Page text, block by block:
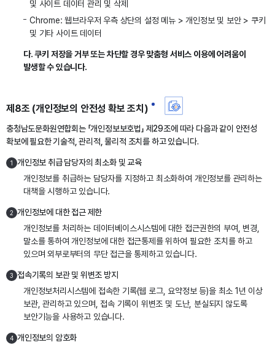
및 사이트 데이터 관리 및 삭제
Chrome: 웹브라우저 우측 상단의 설정 메뉴 > 개인정보 및 보안 > 쿠키
및 기타 사이트 데이터
다. 쿠키 저장을 거부 또는 차단할 경우 맞춤형 서비스 이용에 어려움이
발생할 수 있습니다.
제8조 (개인정보의 안전성 확보 조치)
충청남도문화원연합회는 「개인정보보호법」 제29조에 따라 다음과 같이 안전성
확보에 필요한 기술적, 관리적, 물리적 조치를 하고 있습니다.
1
개인정보 취급 담당자의 최소화 및 교육
개인정보를 취급하는 담당자를 지정하고 최소화하여 개인정보를 관리하는
대책을 시행하고 있습니다.
2 개인정보에 대한 접근 제한
개인정보를 처리하는 데이터베이스시스템에 대한 접근권한의 부여, 변경,
말소를 통하여 개인정보에 대한 접근통제를 위하여 필요한 조치를 하고
있으며 외부로부터의 무단 접근을 통제하고 있습니다.
3
접속기록의 보관 및 위변조 방지
개인정보처리시스템에 접속한 기록(웹 로그, 요약정보 등)을 최소 1년 이상
보관, 관리하고 있으며, 접속 기록이 위변조 및 도난, 분실되지 않도록
보안기능을 사용하고 있습니다.
4 개인정보의 암호화